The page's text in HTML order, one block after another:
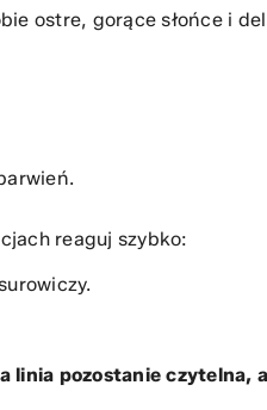
ostre, gorące słońce i
reaguj szybko:
linia pozostanie czytelna,